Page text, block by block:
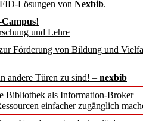
Lösungen von Nexbib.
!
und Lehre
Förderung von Bildung und
andere Türen zu sind! – nexbib
Bibliothek als Information-Broker
einfacher zugänglich
für